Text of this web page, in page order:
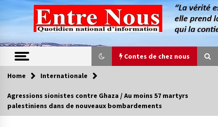
content
Contes de chez nous
Contes de chez nous
Home Internationale
Agressions sionistes contre Ghaza / Au moins 57 martyrs
palestiniens dans de nouveaux bombardements